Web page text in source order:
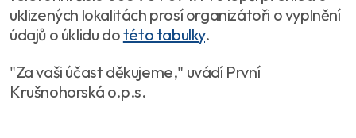
uklizených lokalitách prosí organizátoři o vyplnění
údajů o úklidu dotéto tabulky.
"Za vaši účast děkujeme," uvádí První
Krušnohorská o.p.s.